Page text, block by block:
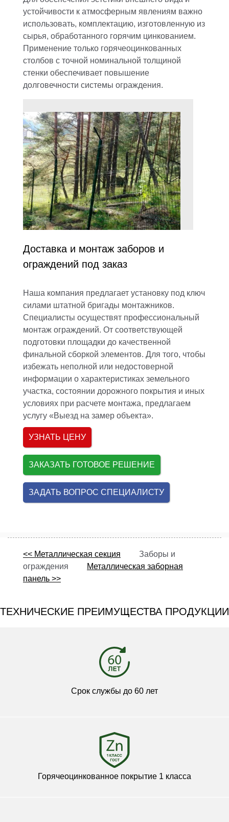
устойчивости к атмосферным явлениям важно
использовать, комплектацию, изготовленную из
сырья, обработанного горячим цинкованием.
Применение только горячеоцинкованных
столбов с точной номинальной толщиной
стенки обеспечивает повышение
долговечности системы ограждения.
Доставка и монтаж заборов и
ограждений под заказ
Наша компания предлагает установку под ключ
силами штатной бригады монтажников.
Специалисты осуществят профессиональный
монтаж ограждений. От соответствующей
подготовки площадки до качественной
финальной сборкой элементов. Для того, чтобы
избежать неполной или недостоверной
информации о характеристиках земельного
участка, состоянии дорожного покрытия и иных
условиях при расчете монтажа, предлагаем
услугу «Выезд на замер объекта».
УЗНАТЬ ЦЕНУ
ЗАКАЗАТЬ ГОТОВОЕ РЕШЕНИЕ
ЗАДАТЬ ВОПРОС СПЕЦИАЛИСТУ
<< Металлическая секция Заборы и
ограждения
Металлическая заборная
панель >>
ТЕХНИЧЕСКИЕ ПРЕИМУЩЕСТВА ПРОДУКЦИИ
Срок службы до 60 лет
Горячеоцинкованное покрытие 1 класса